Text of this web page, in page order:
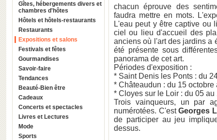
Gîtes, hébergements divers et
chambres d'hôtes
Hôtels et hôtels-restaurants
Restaurants
Expositions et salons
Festivals et fêtes
Gourmandises
Savoir-faire
Tendances
Beauté-Bien être
Cadeaux
Concerts et spectacles
Livres et Lectures
Mode
Sports
chacun éprouve des
faudra mettre en mots.
L'eau peut y être captive ou
ciel ou lieu d'accueil des
anciens où l'art des jardins a
été présente sous
panorama de cet art.
Périodes d'exposition :
* Saint Denis les Ponts : du
* Châteaudun : du 15 octobre
* Cloyes sur le Loir : du 05 au
Trois vainqueurs, un par
numérotées. C'estGeorges
de participer au jeu
dessus.